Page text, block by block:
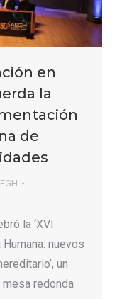
en
la
de
la ‘XVI
nuevos
un
redonda